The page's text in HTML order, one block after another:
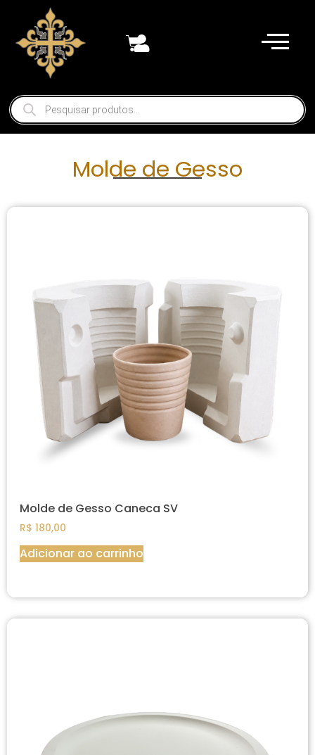
Molde de Gesso
Molde de Gesso Caneca SV
R$ 180,00
Adicionar ao carrinho